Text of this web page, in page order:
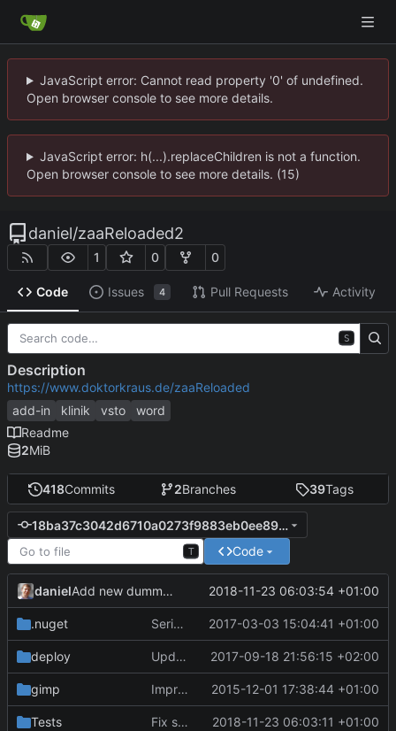
JavaScript error: Cannot read property '0' of undefined.
Open browser console to see more details.
JavaScript error: h(...).replaceChildren is not a function.
Open browser console to see more details. (15)
daniel/zaaReloaded2
1 0 0
Code Issues 4 Pull Requests Activity
418Commits 2Branches 39Tags
18ba37c3042d6710a0273f9883eb0ee8952aeb58
T Code
daniel Add new dummy pfx file for use with VS2017. 2018-11-23 06:03:54 +01:00
.nuget Serialize settings to YAML, rather than XML. 2017-03-03 15:04:41 +01:00
deploy Update VstoAddinInstaller. 2017-09-18 21:56:15 +02:00
gimp Improve formatting of prescriptions. 2015-12-01 17:38:44 +01:00
Tests Fix serialization/deserialization tag mappings. 2018-11-23 06:03:11 +01:00
S
Description
https://www.doktorkraus.de/zaaReloaded
add-in
klinik vsto
word
Readme
2MiB